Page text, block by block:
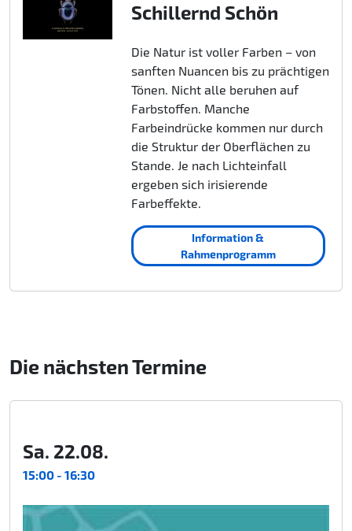
Schillernd Schön
Die Natur ist voller Farben – von
sanften Nuancen bis zu prächtigen
Tönen. Nicht alle beruhen auf
Farbstoffen. Manche
Farbeindrücke kommen nur durch
die Struktur der Oberflächen zu
Stande. Je nach Lichteinfall
ergeben sich irisierende
Farbeffekte.
Information &
Rahmenprogramm
Die nächsten Termine
Sa. 22.08.
15:00 - 16:30